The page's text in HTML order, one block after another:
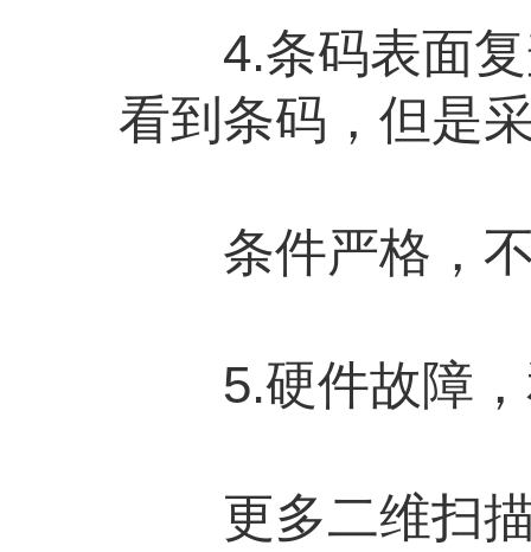
4.条码表面复
看到条码，但是
条件严格，不
5.硬件故障，
更多二维扫描